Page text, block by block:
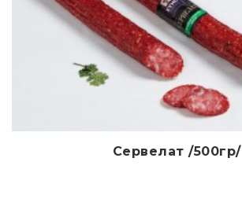
ДэлгэрэнгүйСервелат /500гр/